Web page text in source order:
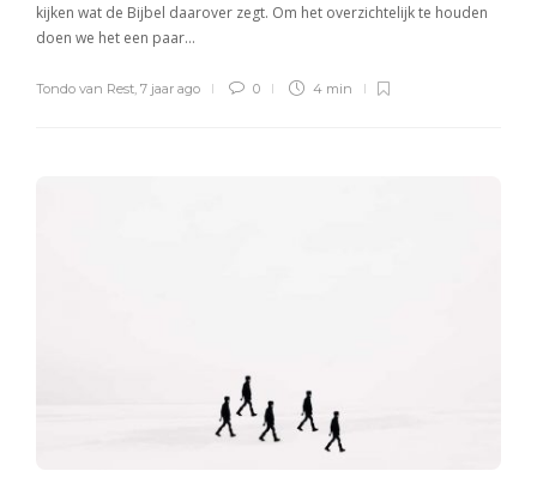
kijken wat de Bijbel daarover zegt. Om het overzichtelijk te houden
doen we het een paar…
Tondo van Rest, 7 jaar ago 0 4 min